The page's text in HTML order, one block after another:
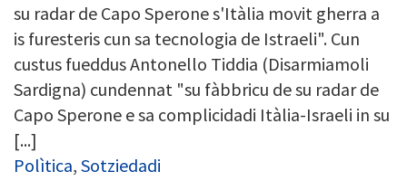
su radar de Capo Sperone s'Itàlia movit gherra a
is furesteris cun sa tecnologia de Istraeli". Cun
custus fueddus Antonello Tiddia (Disarmiamoli
Sardigna) cundennat "su fàbbricu de su radar de
Capo Sperone e sa complicidadi Itàlia-Israeli in su
[...]
Polìtica, Sotziedadi